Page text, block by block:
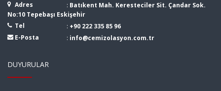
Adres : Batıkent Mah. Keresteciler Sit. Çandar Sok.
No:10 Tepebaşı Eskişehir
Tel
: +90 222 335 85 96
E-Posta
: info@cemizolasyon.com.tr
DUYURULAR